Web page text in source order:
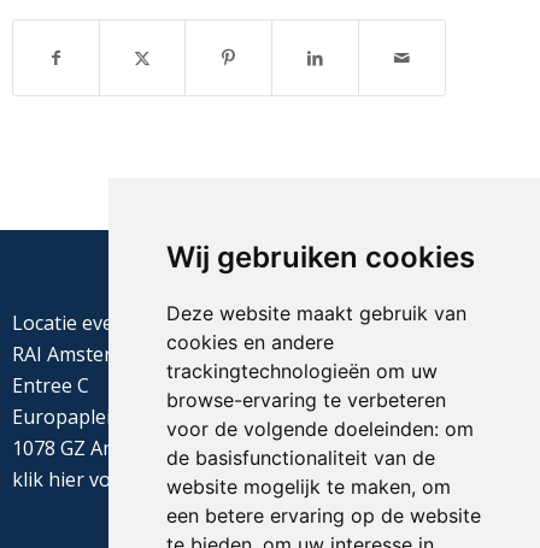
Wij gebruiken cookies
Deze website maakt gebruik van
cookies en andere
trackingtechnologieën om uw
browse-ervaring te verbeteren
voor de volgende doeleinden: om
de basisfunctionaliteit van de
website mogelijk te maken, om
een betere ervaring op de website
Locatie evenement
RAI Amsterdam
Entree C
Europaplein 22
1078 GZ Amsterdam
klik hiervoor de routebeschrijving